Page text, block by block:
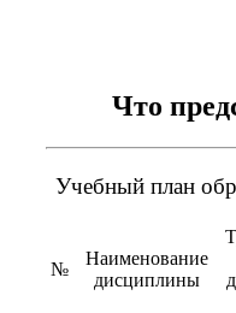
Что
Учебный план
№
Наименование
дисциплины